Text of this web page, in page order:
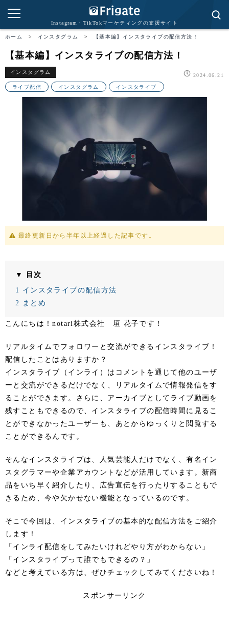
Instagram・TikTokマーケティングの支援サイト
ホーム > インスタグラム > 【基本編】インスタライブの配信方法！
【基本編】インスタライブの配信方法！
インスタグラム
2024.06.21
ライブ配信 インスタグラム インスタライブ
最終更新日から半年以上経過した記事です。
▼ 目次
1 インスタライブの配信方法
2 まとめ
こんにちは！notari株式会社 垣 花子です！
リアルタイムでフォロワーと交流ができるインスタライブ！
配信したことはありますか？
インスタライブ（インライ）はコメントを通じて他のユーザ
ーと交流ができるだけでなく、リアルタイムで情報発信をす
ることができます。さらに、アーカイブとしてライブ動画を
残すこともできるので、インスタライブの配信時間に見るこ
とができなかったユーザーも、あとからゆっくりと閲覧する
ことができるんです。
そんなインスタライブは、人気芸能人だけでなく、有名イン
スタグラマーや企業アカウントなどが活用しています。新商
品をいち早く紹介したり、広告宣伝を行ったりすることもで
きるため、今や欠かせない機能となっているのです。
そこで今回は、インスタライブの基本的な配信方法をご紹介
します！
「インライ配信をしてみたいけれどやり方がわからない」
「インスタライブって誰でもできるの？」
などと考えている方は、ぜひチェックしてみてくださいね！
スポンサーリンク